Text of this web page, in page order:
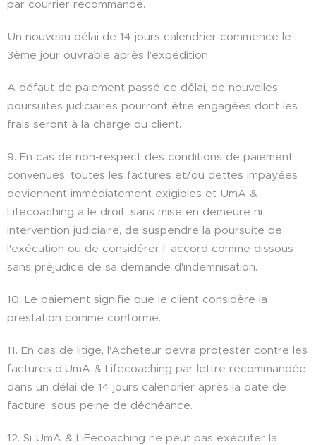
par courrier recommandé.
Un nouveau délai de 14 jours calendrier commence le
3ème jour ouvrable après l'expédition.
A défaut de paiement passé ce délai, de nouvelles
poursuites judiciaires pourront être engagées dont les
frais seront à la charge du client.
9. En cas de non-respect des conditions de paiement
convenues, toutes les factures et/ou dettes impayées
deviennent immédiatement exigibles et UmA &
Lifecoaching a le droit, sans mise en demeure ni
intervention judiciaire, de suspendre la poursuite de
l'exécution ou de considérer l' accord comme dissous
sans préjudice de sa demande d'indemnisation.
10. Le paiement signifie que le client considère la
prestation comme conforme.
11. En cas de litige, l'Acheteur devra protester contre les
factures d'UmA & Lifecoaching par lettre recommandée
dans un délai de 14 jours calendrier après la date de
facture, sous peine de déchéance.
12. Si UmA & LiFecoaching ne peut pas exécuter la